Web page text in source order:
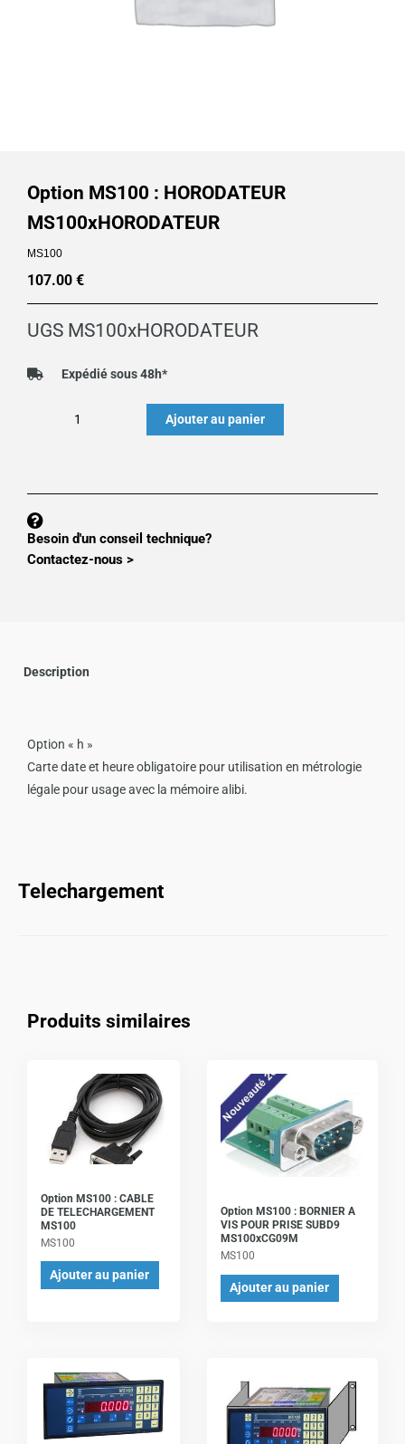
Option MS100 : HORODATEUR
MS100xHORODATEUR
MS100
107.00 €
UGS MS100xHORODATEUR
Expédié sous 48h*
HORODATEUR
Ajouter au panier
Besoin d'un conseil technique?
Contactez-nous >
Description
Option « h »
Carte date et heure obligatoire pour utilisation en métrologie
légale pour usage avec la mémoire alibi.
Telechargement
Produits similaires
Option MS100 : CABLE
DE TELECHARGEMENT
MS100
MS100
Ajouter au panier
Option MS100 : BORNIER A
VIS POUR PRISE SUBD9
MS100xCG09M
MS100
Ajouter au panier